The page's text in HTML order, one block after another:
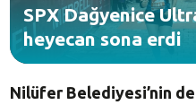
SPX Dağyenice
heyecan sona erdi
Nilüfer Belediyesi’nin